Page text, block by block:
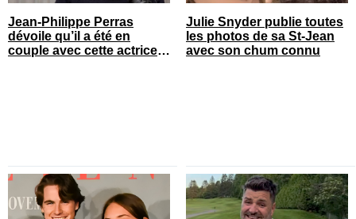
Jean-Philippe Perras
dévoile qu’il a été en
couple avec cette actrice
Julie Snyder publie toutes
les photos de sa St-Jean
avec son chum connu